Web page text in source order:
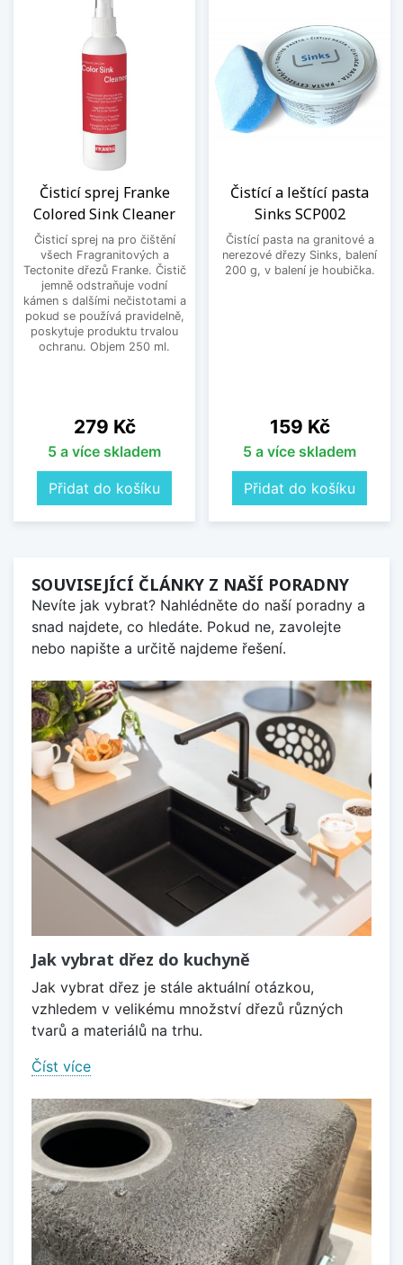
Čisticí sprej Franke
Colored Sink Cleaner
Čisticí sprej na pro čištění
všech Fragranitových a
Tectonite dřezů Franke. Čistič
jemně odstraňuje vodní
kámen s dalšími nečistotami a
pokud se používá pravidelně,
poskytuje produktu trvalou
ochranu. Objem 250 ml.
Cena
279 Kč
5 a více skladem
Přidat do košíku
Čistící a leštící pasta
Sinks SCP002
Čistící pasta na granitové a
nerezové dřezy Sinks, balení
200 g, v balení je houbička.
Cena
159 Kč
5 a více skladem
Přidat do košíku
SOUVISEJÍCÍ ČLÁNKY Z NAŠÍ PORADNY
Nevíte jak vybrat? Nahlédněte do naší poradny a
snad najdete, co hledáte. Pokud ne, zavolejte
nebo napište a určitě najdeme řešení.
Jak vybrat dřez do kuchyně
Jak vybrat dřez je stále aktuální otázkou,
vzhledem v velikému množství dřezů různých
tvarů a materiálů na trhu.
Číst více